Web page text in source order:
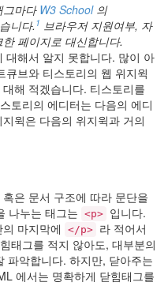
그마다 W3 School의
니다. 1 브라우저 지원여부, 자
페이지로 대신합니다.
대해서 알지 못합니다. 많이 아
브와 티스토리의 웹 위지윅
해 적겠습니다. 티스토리를
토리의 에디터는 다음의 에디
윅은 다음의 위지윅과 거의
은 문서 구조에 따라 문단을
나누는 태그는 <p> 입니다.
마지막에 </p> 라 적어서
태그를 적지 않아도, 대부분의
파악합니다. 하지만, 닫아주는
에서는 명확하게 닫힘태그를